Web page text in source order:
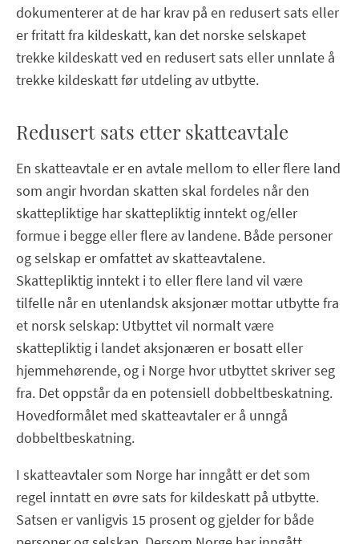
dokumenterer at de har krav på en redusert sats eller
er fritatt fra kildeskatt, kan det norske selskapet
trekke kildeskatt ved en redusert sats eller unnlate å
trekke kildeskatt før utdeling av utbytte.
Redusert sats etter skatteavtale
En skatteavtale er en avtale mellom to eller flere land
som angir hvordan skatten skal fordeles når den
skattepliktige har skattepliktig inntekt og/eller
formue i begge eller flere av landene. Både personer
og selskap er omfattet av skatteavtalene.
Skattepliktig inntekt i to eller flere land vil være
tilfelle når en utenlandsk aksjonær mottar utbytte fra
et norsk selskap: Utbyttet vil normalt være
skattepliktig i landet aksjonæren er bosatt eller
hjemmehørende, og i Norge hvor utbyttet skriver seg
fra. Det oppstår da en potensiell dobbeltbeskatning.
Hovedformålet med skatteavtaler er å unngå
dobbeltbeskatning.
I skatteavtaler som Norge har inngått er det som
regel inntatt en øvre sats for kildeskatt på utbytte.
Satsen er vanligvis 15 prosent og gjelder for både